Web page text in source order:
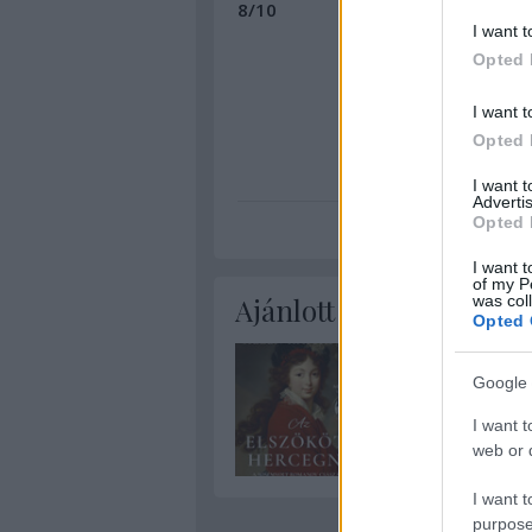
I want
Opted
I want
Opted
I want
Opted
I want
of my
was
Opted
Google
I want
web or
I want
8/10
sci-fi
Ajánlott bejegyzések: